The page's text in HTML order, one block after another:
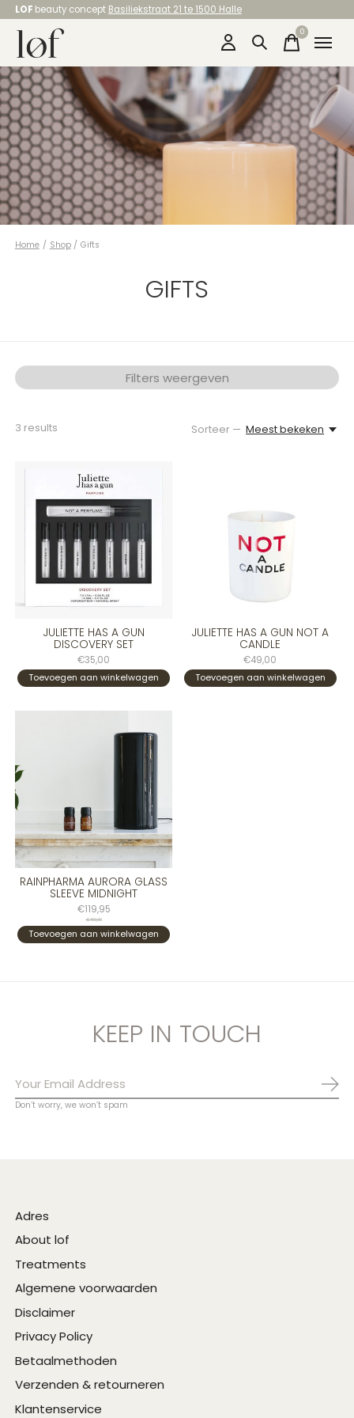
LOF beauty concept Basiliekstraat 21 te 1500 Halle
0items
Home / Shop / Gifts
GIFTS
Filters weergeven
3 results Sorteer — Meest bekeken
JULIETTE HAS A GUN
DISCOVERY SET
€35,00
Toevoegen aan winkelwagen
JULIETTE HAS A GUN NOT A
CANDLE
€49,00
Toevoegen aan winkelwagen
RAINPHARMA AURORA GLASS
SLEEVE MIDNIGHT
€119,95
€160,00
Toevoegen aan winkelwagen
KEEP IN TOUCH
Don’t worry, we won’t spam
Adres
About lof
Treatments
Algemene voorwaarden
Disclaimer
Privacy Policy
Betaalmethoden
Verzenden & retourneren
Klantenservice